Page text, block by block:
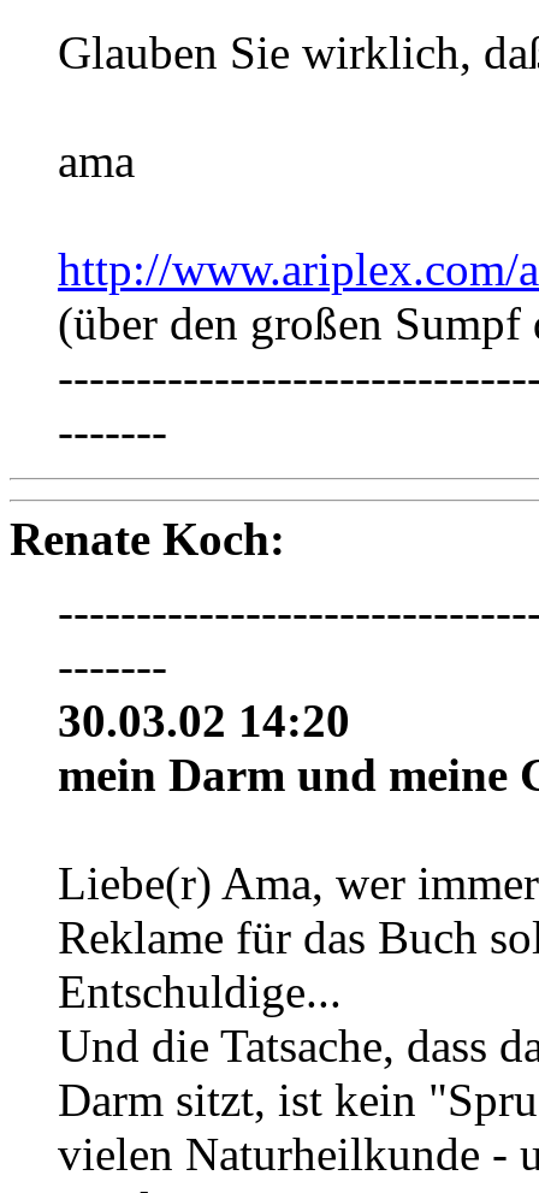
Glauben Sie wirklich,
ama
http://www.ariplex.com/
(über den großen
-------
Renate Koch:
-------
30.03.02 14:20
mein Darm und meine
Liebe(r) Ama, wer
Reklame für das Buch
Entschuldige...
Und die Tatsache, dass
Darm sitzt, ist kein
vielen Naturheilkunde -